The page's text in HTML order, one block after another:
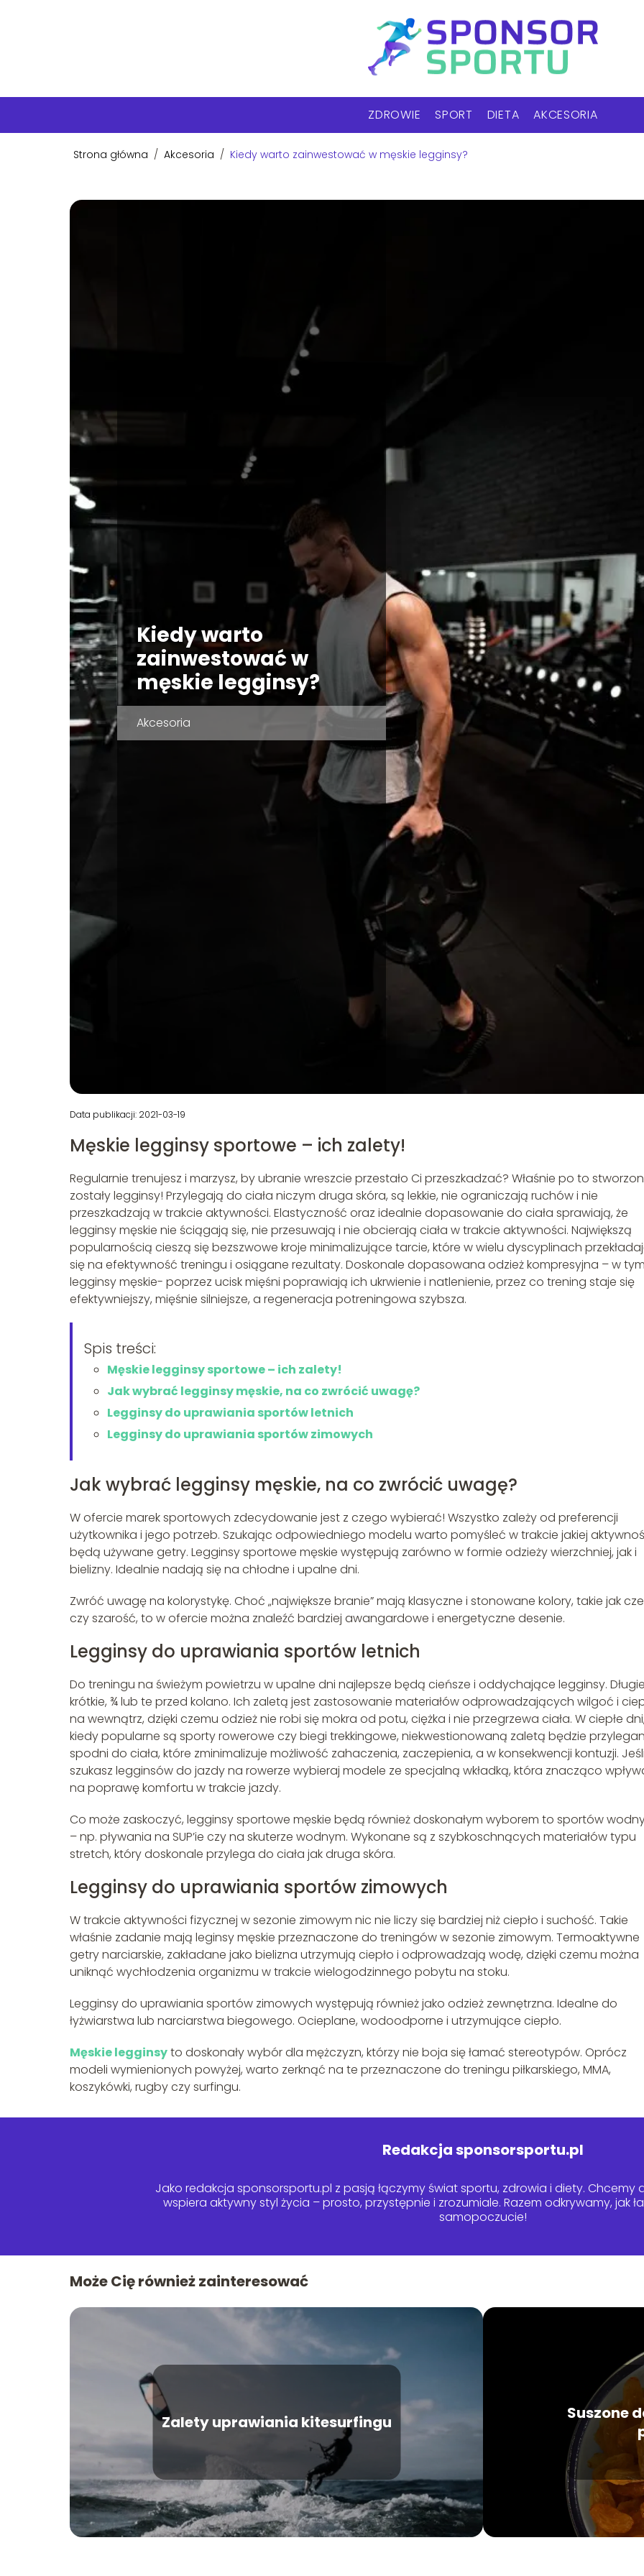
ZDROWIE SPORT DIETA AKCESORIA
Strona główna / Akcesoria / Kiedy warto zainwestować w męskie legginsy?
Kiedy warto
zainwestować w
męskie legginsy?
Akcesoria
Data publikacji: 2021-03-19
Męskie legginsy sportowe – ich zalety!
Regularnie trenujesz i marzysz, by ubranie wreszcie przestało Ci przeszkadzać? Właśnie po to
zostały legginsy! Przylegają do ciała niczym druga skóra, są lekkie, nie ograniczają ruchów i nie
przeszkadzają w trakcie aktywności. Elastyczność oraz idealnie dopasowanie do ciała sprawiają, że
legginsy męskie nie ściągają się, nie przesuwają i nie obcierają ciała w trakcie aktywności. Największą
popularnością cieszą się bezszwowe kroje minimalizujące tarcie, które w wielu dyscyplinach
się na efektywność treningu i osiągane rezultaty. Doskonale dopasowana odzież kompresyjna – w tym
legginsy męskie- poprzez ucisk mięśni poprawiają ich ukrwienie i natlenienie, przez co trening staje się
efektywniejszy, mięśnie silniejsze, a regeneracja potreningowa szybsza.
Spis treści:
Męskie legginsy sportowe – ich zalety!
Jak wybrać legginsy męskie, na co zwrócić uwagę?
Legginsy do uprawiania sportów letnich
Legginsy do uprawiania sportów zimowych
Jak wybrać legginsy męskie, na co zwrócić uwagę?
W ofercie marek sportowych zdecydowanie jest z czego wybierać! Wszystko zależy od preferencji
użytkownika i jego potrzeb. Szukając odpowiedniego modelu warto pomyśleć w trakcie jakiej
będą używane getry. Legginsy sportowe męskie występują zarówno w formie odzieży wierzchniej, jak i
bielizny. Idealnie nadają się na chłodne i upalne dni.
Zwróć uwagę na kolorystykę. Choć „największe branie” mają klasyczne i stonowane kolory, takie jak
czy szarość, to w ofercie można znaleźć bardziej awangardowe i energetyczne desenie.
Legginsy do uprawiania sportów letnich
Do treningu na świeżym powietrzu w upalne dni najlepsze będą cieńsze i oddychające legginsy.
krótkie, ¾ lub te przed kolano. Ich zaletą jest zastosowanie materiałów odprowadzających wilgoć i
na wewnątrz, dzięki czemu odzież nie robi się mokra od potu, ciężka i nie przegrzewa ciała. W ciepłe dni,
kiedy popularne są sporty rowerowe czy biegi trekkingowe, niekwestionowaną zaletą będzie
spodni do ciała, które zminimalizuje możliwość zahaczenia, zaczepienia, a w konsekwencji kontuzji. Jeśli
szukasz legginsów do jazdy na rowerze wybieraj modele ze specjalną wkładką, która znacząco
na poprawę komfortu w trakcie jazdy.
Co może zaskoczyć, legginsy sportowe męskie będą również doskonałym wyborem to sportów
– np. pływania na SUP’ie czy na skuterze wodnym. Wykonane są z szybkoschnących materiałów typu
stretch, który doskonale przylega do ciała jak druga skóra.
Legginsy do uprawiania sportów zimowych
W trakcie aktywności fizycznej w sezonie zimowym nic nie liczy się bardziej niż ciepło i suchość. Takie
właśnie zadanie mają leginsy męskie przeznaczone do treningów w sezonie zimowym. Termoaktywne
getry narciarskie, zakładane jako bielizna utrzymują ciepło i odprowadzają wodę, dzięki czemu można
uniknąć wychłodzenia organizmu w trakcie wielogodzinnego pobytu na stoku.
Legginsy do uprawiania sportów zimowych występują również jako odzież zewnętrzna. Idealne do
łyżwiarstwa lub narciarstwa biegowego. Ocieplane, wodoodporne i utrzymujące ciepło.
Męskie legginsyto doskonały wybór dla mężczyzn, którzy nie boja się łamać stereotypów. Oprócz
modeli wymienionych powyżej, warto zerknąć na te przeznaczone do treningu piłkarskiego, MMA,
koszykówki, rugby czy surfingu.
Redakcja sponsorsportu.pl
Jako redakcja sponsorsportu.pl z pasją łączymy świat sportu, zdrowia i diety. Chcemy
wspiera aktywny styl życia – prosto, przystępnie i zrozumiale. Razem odkrywamy, jak
samopoczucie!
Może Cię również zainteresować
Zalety uprawiania kitesurfingu
Suszone